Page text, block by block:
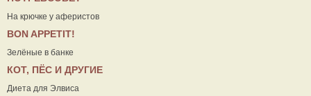
На крючке у аферистов
ВON APPETIT!
Зелёные в банке
КОТ, ПЁС И ДРУГИЕ
Диета для Элвиса